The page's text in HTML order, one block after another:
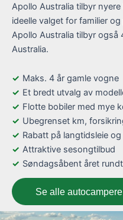
Apollo Australia tilbyr
ideelle valget for familier
Apollo Australia tilbyr også
Australia.
Maks. 4 år gamle vogne
Et bredt utvalg av
Flotte bobiler med mye
Ubegrenset km,
Rabatt på langtidsleie
Attraktive sesongtilbud
Søndagsåbent året rundt
Se alle